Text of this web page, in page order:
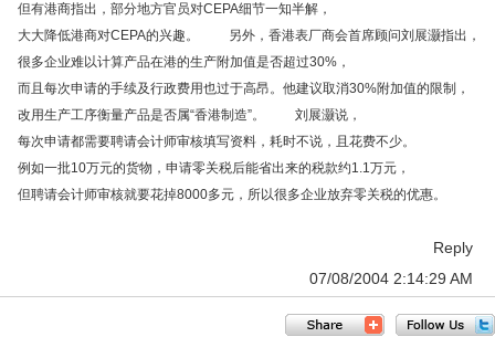
但有港商指出，部分地方官员对CEPA细节一知半解，
大大降低港商对CEPA的兴趣。 另外，香港表厂商会首席顾问刘展灏指出，
很多企业难以计算产品在港的生产附加值是否超过30%，
而且每次申请的手续及行政费用也过于高昂。他建议取消30%附加值的限制，
改用生产工序衡量产品是否属“香港制造”。 刘展灏说，
每次申请都需要聘请会计师审核填写资料，耗时不说，且花费不少。
例如一批10万元的货物，申请零关税后能省出来的税款约1.1万元，
但聘请会计师审核就要花掉8000多元，所以很多企业放弃零关税的优惠。
Reply
07/08/2004 2:14:29 AM